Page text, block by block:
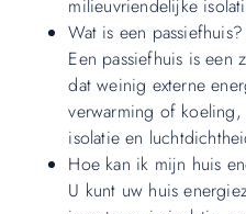
milieuvriendelijke
Wat is een passiefhuis?
Een passiefhuis is een
dat weinig externe
verwarming of
isolatie en
Hoe kan ik mijn huis
U kunt uw huis